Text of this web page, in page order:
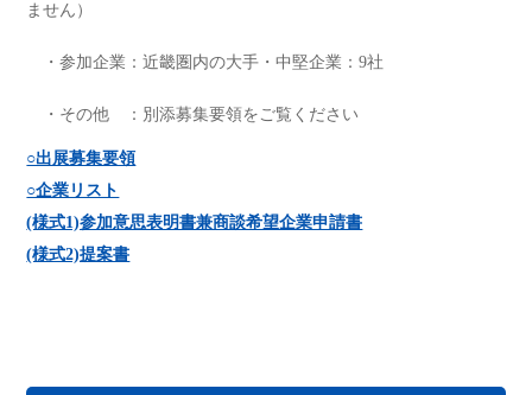
ません）
・参加企業：近畿圏内の大手・中堅企業：9社
・その他 ：別添募集要領をご覧ください
○出展募集要領
○企業リスト
(様式1)参加意思表明書兼商談希望企業申請書
(様式2)提案書